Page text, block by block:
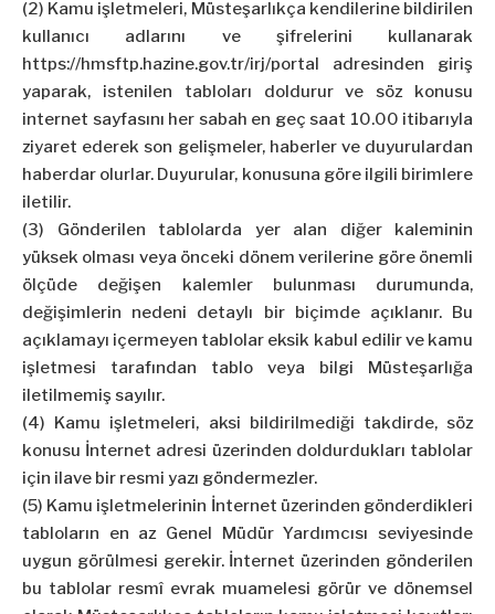
(2) Kamu işletmeleri, Müsteşarlıkça kendilerine bildirilen
kullanıcı adlarını ve şifrelerini kullanarak
https://hmsftp.hazine.gov.tr/irj/portal adresinden giriş
yaparak, istenilen tabloları doldurur ve söz konusu
internet sayfasını her sabah en geç saat 10.00 itibarıyla
ziyaret ederek son gelişmeler, haberler ve duyurulardan
haberdar olurlar. Duyurular, konusuna göre ilgili birimlere
iletilir.
(3) Gönderilen tablolarda yer alan diğer kaleminin
yüksek olması veya önceki dönem verilerine göre önemli
ölçüde değişen kalemler bulunması durumunda,
değişimlerin nedeni detaylı bir biçimde açıklanır. Bu
açıklamayı içermeyen tablolar eksik kabul edilir ve kamu
işletmesi tarafından tablo veya bilgi Müsteşarlığa
iletilmemiş sayılır.
(4) Kamu işletmeleri, aksi bildirilmediği takdirde, söz
konusu İnternet adresi üzerinden doldurdukları tablolar
için ilave bir resmi yazı göndermezler.
(5) Kamu işletmelerinin İnternet üzerinden gönderdikleri
tabloların en az Genel Müdür Yardımcısı seviyesinde
uygun görülmesi gerekir. İnternet üzerinden gönderilen
bu tablolar resmî evrak muamelesi görür ve dönemsel